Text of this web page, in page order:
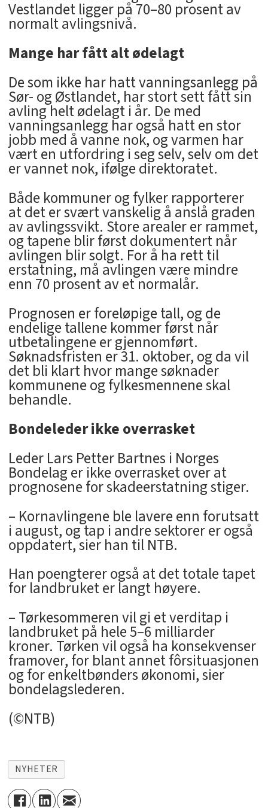
Vestlandet ligger på 70–80 prosent av
normalt avlingsnivå.
Mange har fått alt ødelagt
De som ikke har hatt vanningsanlegg på
Sør- og Østlandet, har stort sett fått sin
avling helt ødelagt i år. De med
vanningsanlegg har også hatt en stor
jobb med å vanne nok, og varmen har
vært en utfordring i seg selv, selv om det
er vannet nok, ifølge direktoratet.
Både kommuner og fylker rapporterer
at det er svært vanskelig å anslå graden
av avlingssvikt. Store arealer er rammet,
og tapene blir først dokumentert når
avlingen blir solgt. For å ha rett til
erstatning, må avlingen være mindre
enn 70 prosent av et normalår.
Prognosen er foreløpige tall, og de
endelige tallene kommer først når
utbetalingene er gjennomført.
Søknadsfristen er 31. oktober, og da vil
det bli klart hvor mange søknader
kommunene og fylkesmennene skal
behandle.
Bondeleder ikke overrasket
Leder Lars Petter Bartnes i Norges
Bondelag er ikke overrasket over at
prognosene for skadeerstatning stiger.
– Kornavlingene ble lavere enn forutsatt
i august, og tap i andre sektorer er også
oppdatert, sier han til NTB.
Han poengterer også at det totale tapet
for landbruket er langt høyere.
– Tørkesommeren vil gi et verditap i
landbruket på hele 5–6 milliarder
kroner. Tørken vil også ha konsekvenser
framover, for blant annet fôrsituasjonen
og for enkeltbønders økonomi, sier
bondelagslederen.
(©NTB)
NYHETER